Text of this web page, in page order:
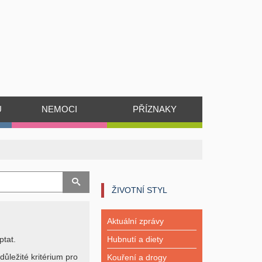
NEMOCI PŘÍZNAKY
kritérium pro
ŽIVOTNÍ STYL
Aktuální zprávy
Hubnutí a diety
Kouření a drogy